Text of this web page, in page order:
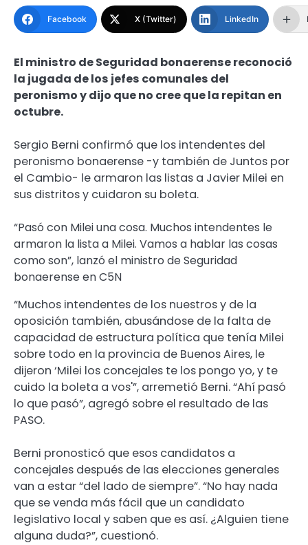
Facebook X (Twitter) LinkedIn
El ministro de Seguridad bonaerense reconoció
la jugada de los jefes comunales del
peronismo y dijo que no cree que la repitan en
octubre.
Sergio Berni confirmó que los intendentes del
peronismo bonaerense -y también de Juntos por
el Cambio- le armaron las listas a Javier Milei en
sus distritos y cuidaron su boleta.
“Pasó con Milei una cosa. Muchos intendentes le
armaron la lista a Milei. Vamos a hablar las cosas
como son”, lanzó el ministro de Seguridad
bonaerense en C5N
“Muchos intendentes de los nuestros y de la
oposición también, abusándose de la falta de
capacidad de estructura política que tenía Milei
sobre todo en la provincia de Buenos Aires, le
dijeron ‘Milei los concejales te los pongo yo, y te
cuido la boleta a vos'”, arremetió Berni. “Ahí pasó
lo que pasó”, agregó sobre el resultado de las
PASO.
Berni pronosticó que esos candidatos a
concejales después de las elecciones generales
van a estar “del lado de siempre”. “No hay nada
que se venda más fácil que un candidato
legislativo local y saben que es así. ¿Alguien tiene
alguna duda?”, cuestionó.